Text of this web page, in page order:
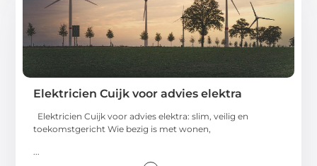
Elektricien Cuijk voor advies elektra
Elektricien Cuijk voor advies elektra: slim, veilig en
toekomstgericht Wie bezig is met wonen,
...